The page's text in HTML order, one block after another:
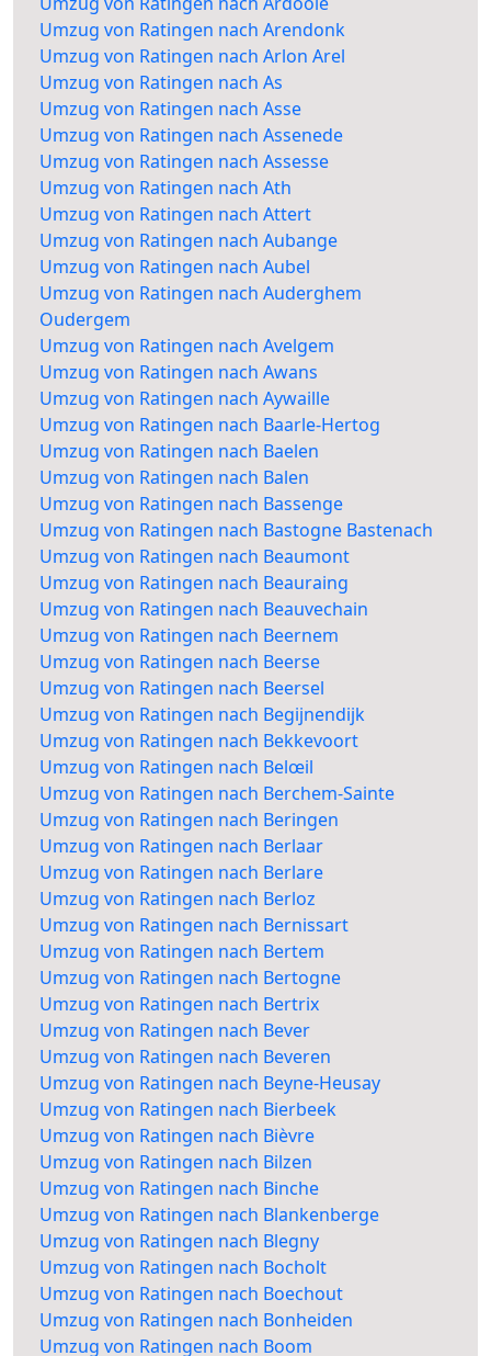
Umzug von Ratingen nach Arendonk
Umzug von Ratingen nach Arlon Arel
Umzug von Ratingen nach As
Umzug von Ratingen nach Asse
Umzug von Ratingen nach Assenede
Umzug von Ratingen nach Assesse
Umzug von Ratingen nach Ath
Umzug von Ratingen nach Attert
Umzug von Ratingen nach Aubange
Umzug von Ratingen nach Aubel
Umzug von Ratingen nach Auderghem
Oudergem
Umzug von Ratingen nach Avelgem
Umzug von Ratingen nach Awans
Umzug von Ratingen nach Aywaille
Umzug von Ratingen nach Baarle-Hertog
Umzug von Ratingen nach Baelen
Umzug von Ratingen nach Balen
Umzug von Ratingen nach Bassenge
Umzug von Ratingen nach Bastogne Bastenach
Umzug von Ratingen nach Beaumont
Umzug von Ratingen nach Beauraing
Umzug von Ratingen nach Beauvechain
Umzug von Ratingen nach Beernem
Umzug von Ratingen nach Beerse
Umzug von Ratingen nach Beersel
Umzug von Ratingen nach Begijnendijk
Umzug von Ratingen nach Bekkevoort
Umzug von Ratingen nach Belœil
Umzug von Ratingen nach Berchem-Sainte
Umzug von Ratingen nach Beringen
Umzug von Ratingen nach Berlaar
Umzug von Ratingen nach Berlare
Umzug von Ratingen nach Berloz
Umzug von Ratingen nach Bernissart
Umzug von Ratingen nach Bertem
Umzug von Ratingen nach Bertogne
Umzug von Ratingen nach Bertrix
Umzug von Ratingen nach Bever
Umzug von Ratingen nach Beveren
Umzug von Ratingen nach Beyne-Heusay
Umzug von Ratingen nach Bierbeek
Umzug von Ratingen nach Bièvre
Umzug von Ratingen nach Bilzen
Umzug von Ratingen nach Binche
Umzug von Ratingen nach Blankenberge
Umzug von Ratingen nach Blegny
Umzug von Ratingen nach Bocholt
Umzug von Ratingen nach Boechout
Umzug von Ratingen nach Bonheiden
Umzug von Ratingen nach Boom